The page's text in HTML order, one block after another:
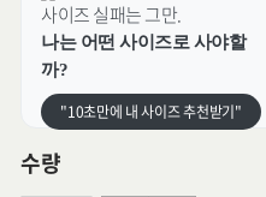
사이즈 실패는 그만.
나는 어떤 사이즈로 사야할
까?
"10초만에 내 사이즈 추천받기"
수량